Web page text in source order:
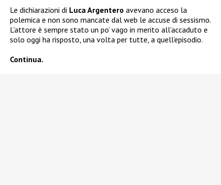
Le dichiarazioni di Luca Argentero avevano acceso la
polemica e non sono mancate dal web le accuse di sessismo.
L’attore è sempre stato un po’ vago in merito all’accaduto e
solo oggi ha risposto, una volta per tutte, a quell’episodio.
Continua.